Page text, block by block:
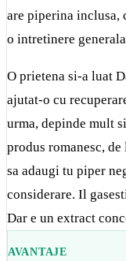
are piperina inclusa,
o intretinere
O prietena si-a luat
ajutat-o cu
urma, depinde mult
produs romanesc,
sa adaugi tu piper
considerare. Il
Dar e un extract
AVANTAJE